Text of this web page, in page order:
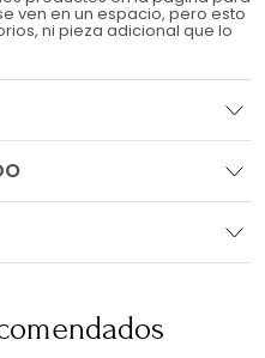
ven en un espacio, pero esto
ni pieza adicional que lo